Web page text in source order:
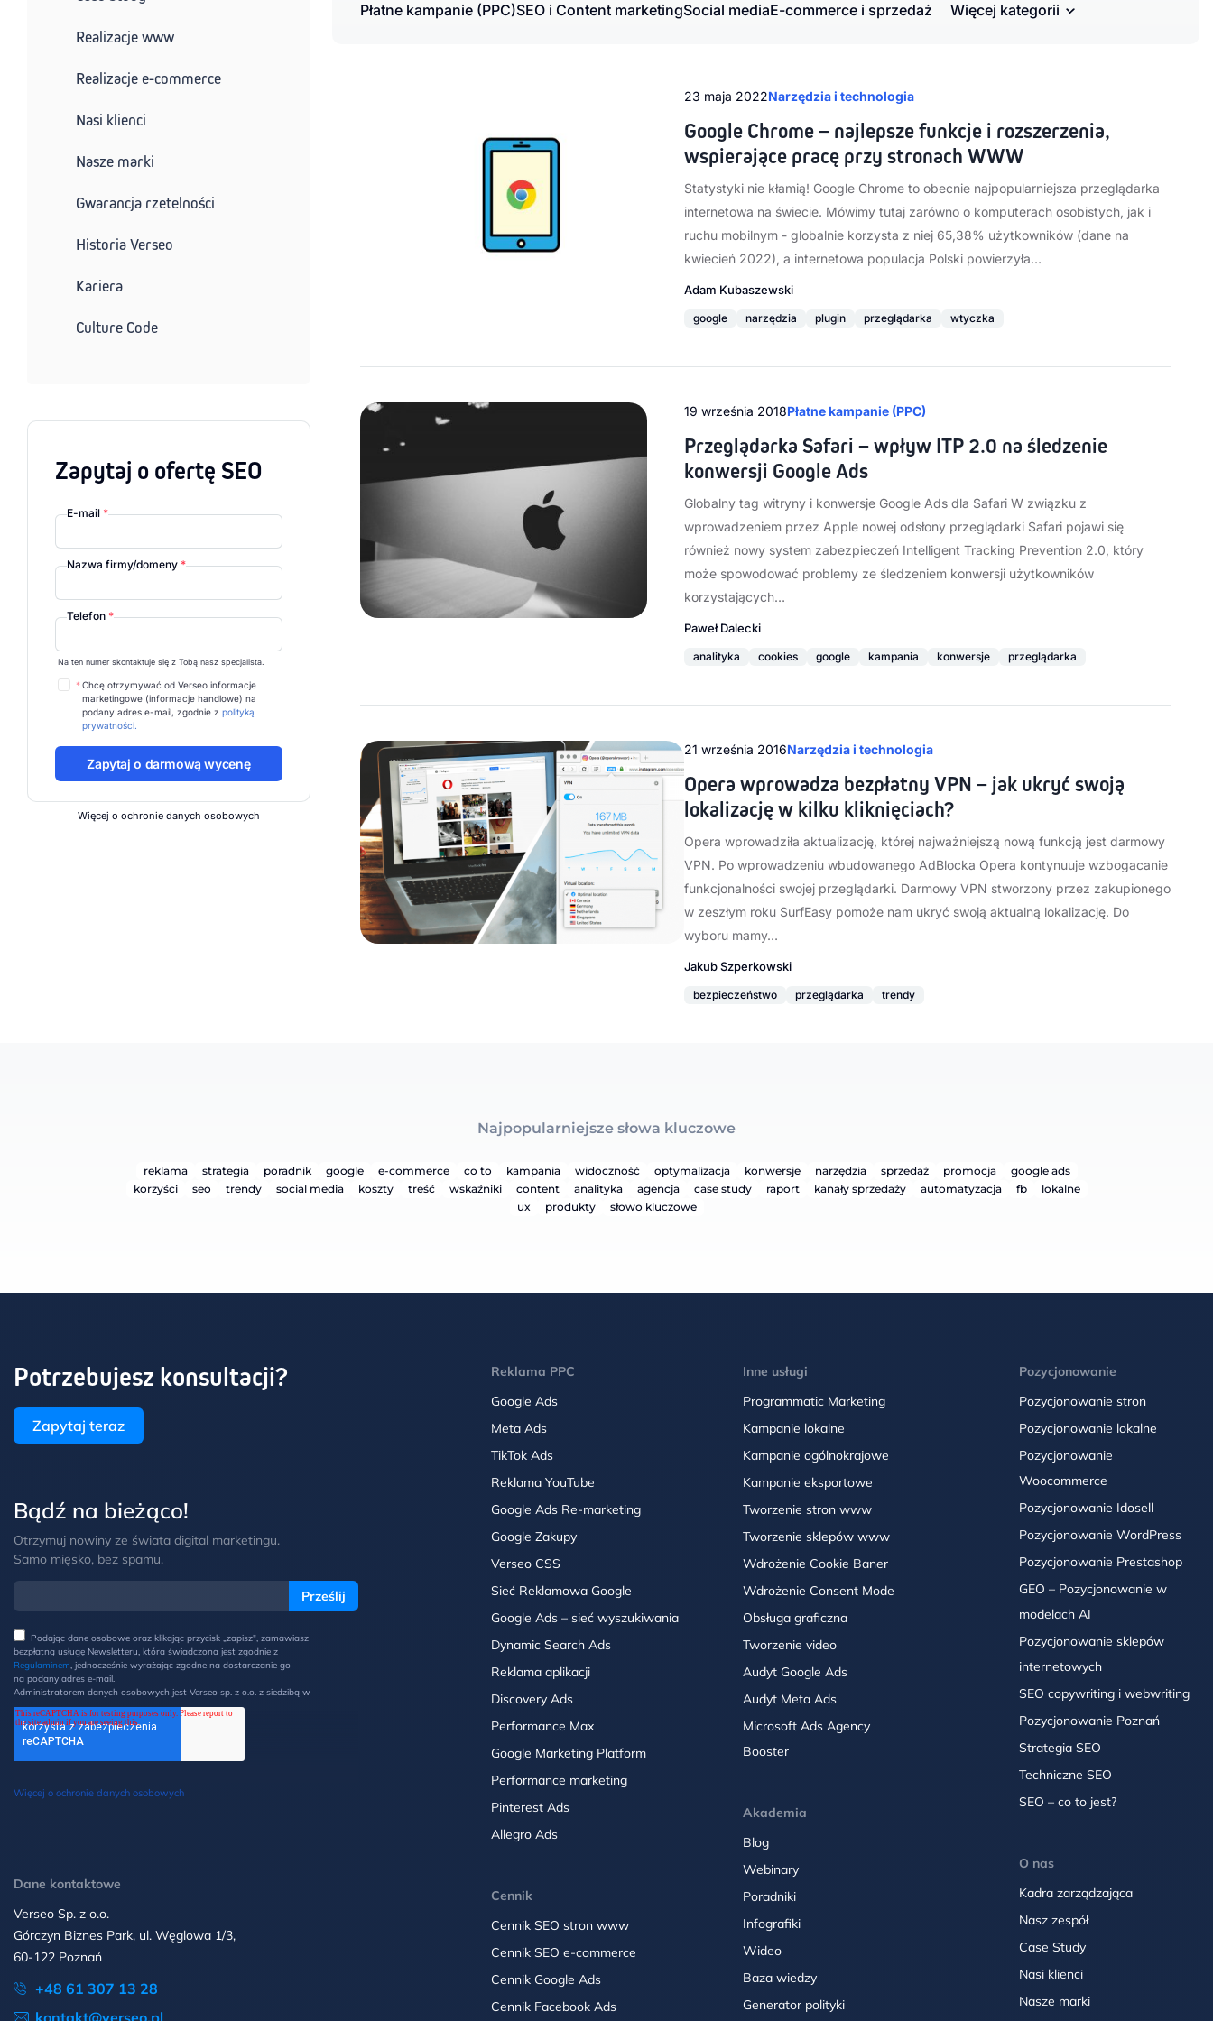
Realizacje www
Realizacje e-commerce
Nasi klienci
Nasze marki
Gwarancja rzetelności
Historia Verseo
Kariera
Culture Code
Zapytaj o ofertę SEO
E-mail *
Nazwa firmy/domeny *
Telefon *
Na ten numer skontaktuje się z Tobą nasz specjalista.
Chcę otrzymywać od Verseo informacje
marketingowe (informacje handlowe) na
podany adres e-mail, zgodnie z polityką
prywatności.
*
Więcej o ochronie danych osobowych
Płatne kampanie (PPC)SEO i Content marketingSocial mediaE-commerce i sprzedaż Więcej kategorii
23 maja 2022Narzędzia i technologia
Google Chrome – najlepsze funkcje i rozszerzenia,
wspierające pracę przy stronach WWW
Statystyki nie kłamią! Google Chrome to obecnie najpopularniejsza przeglądarka
internetowa na świecie. Mówimy tutaj zarówno o komputerach osobistych, jak i
ruchu mobilnym - globalnie korzysta z niej 65,38% użytkowników (dane na
kwiecień 2022), a internetowa populacja Polski powierzyła…
Adam Kubaszewski
google narzędzia plugin przeglądarka wtyczka
19 września 2018Płatne kampanie (PPC)
Przeglądarka Safari – wpływ ITP 2.0 na śledzenie
konwersji Google Ads
Globalny tag witryny i konwersje Google Ads dla Safari W związku z
wprowadzeniem przez Apple nowej odsłony przeglądarki Safari pojawi się
również nowy system zabezpieczeń Intelligent Tracking Prevention 2.0, który
może spowodować problemy ze śledzeniem konwersji użytkowników
korzystających…
Paweł Dalecki
analityka cookies google kampania konwersje przeglądarka
21 września 2016Narzędzia i technologia
Opera wprowadza bezpłatny VPN – jak ukryć swoją
lokalizację w kilku kliknięciach?
Opera wprowadziła aktualizację, której najważniejszą nową funkcją jest darmowy
VPN. Po wprowadzeniu wbudowanego AdBlocka Opera kontynuuje wzbogacanie
funkcjonalności swojej przeglądarki. Darmowy VPN stworzony przez zakupionego
w zeszłym roku SurfEasy pomoże nam ukryć swoją aktualną lokalizację. Do
wyboru mamy…
Jakub Szperkowski
bezpieczeństwo przeglądarka trendy
Najpopularniejsze słowa kluczowe
reklama strategia poradnik google e-commerce co to kampania widoczność optymalizacja konwersje narzędzia sprzedaż promocja
google ads
korzyści
seo trendy social media koszty treść wskaźniki content analityka agencja case study raport kanały sprzedaży automatyzacja fb
lokalne
ux
produkty słowo kluczowe
Potrzebujesz konsultacji?
Zapytaj teraz
Bądź na bieżąco!
Otrzymuj nowiny ze świata digital marketingu.
Samo mięsko, bez spamu.
Podając dane osobowe oraz klikając przycisk „zapisz", zamawiasz
bezpłatną usługę Newsletteru, która świadczona jest zgodnie z
Regulaminem, jednocześnie wyrażając zgodne na dostarczanie go
na podany adres e-mail.
Administratorem danych osobowych jest Verseo sp. z o.o. z siedzibą w
Poznaniu przy ul. Węglowej 1/3 (60-122 Poznań). Z Administratorem
można kontaktować się pisemnie na ww. adres lub elektronicznie na
adres e-mail: ochronadanych@verseo.pl. Państwa dane osobowe są
przetwarzane w celu wysyłki newsletteru, zgodnie z Regulaminem, w
związku z czym mają Państwo prawo do: dostępu do swoich danych
zgody, możliwość żądania ich usunięcia i ograniczenia lub wniesienia
sprzeciwu wobec przetwarzania danych oraz wniesienia skargi do
Więcej o ochronie danych osobowych
Dane kontaktowe
Verseo Sp. z o.o.
Górczyn Biznes Park, ul. Węglowa 1/3,
60-122 Poznań
+48 61 307 13 28
kontakt@verseo.pl
Reklama PPC
Google Ads
Meta Ads
TikTok Ads
Reklama YouTube
Google Ads Re-marketing
Google Zakupy
Verseo CSS
Sieć Reklamowa Google
Google Ads – sieć wyszukiwania
Dynamic Search Ads
Reklama aplikacji
Discovery Ads
Performance Max
Google Marketing Platform
Performance marketing
Pinterest Ads
Allegro Ads
Cennik
Cennik SEO stron www
Cennik SEO e-commerce
Cennik Google Ads
Cennik Facebook Ads
Inne usługi
Programmatic Marketing
Kampanie lokalne
Kampanie ogólnokrajowe
Kampanie eksportowe
Tworzenie stron www
Tworzenie sklepów www
Wdrożenie Cookie Baner
Wdrożenie Consent Mode
Obsługa graficzna
Tworzenie video
Audyt Google Ads
Audyt Meta Ads
Microsoft Ads Agency
Booster
Akademia
Blog
Webinary
Poradniki
Infografiki
Wideo
Baza wiedzy
Generator polityki
Pozycjonowanie
Pozycjonowanie stron
Pozycjonowanie lokalne
Pozycjonowanie
Woocommerce
Pozycjonowanie Idosell
Pozycjonowanie WordPress
Pozycjonowanie Prestashop
GEO – Pozycjonowanie w
modelach AI
Pozycjonowanie sklepów
internetowych
SEO copywriting i webwriting
Pozycjonowanie Poznań
Strategia SEO
Techniczne SEO
SEO – co to jest?
O nas
Kadra zarządzająca
Nasz zespół
Case Study
Nasi klienci
Nasze marki